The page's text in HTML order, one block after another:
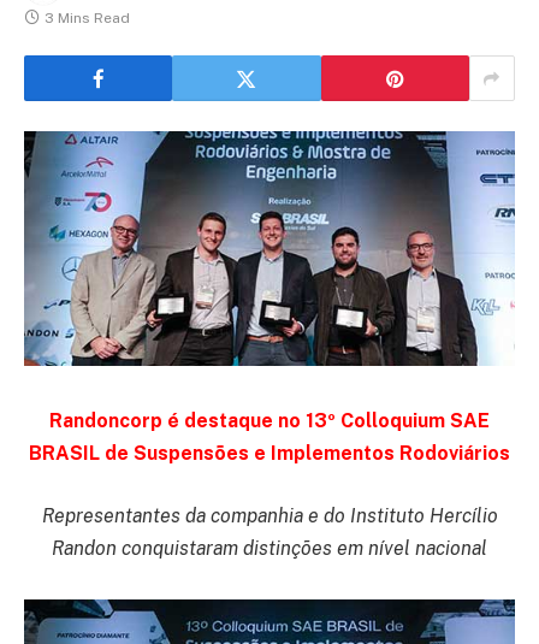
3 Mins Read
Randoncorp é destaque no 13º Colloquium SAE
BRASIL de Suspensões e Implementos Rodoviários
Representantes da companhia e do Instituto Hercílio
Randon conquistaram distinções em nível nacional